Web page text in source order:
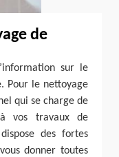
de
sur le
Pour le nettoyage
qui se charge de
vos travaux de
des fortes
donner toutes